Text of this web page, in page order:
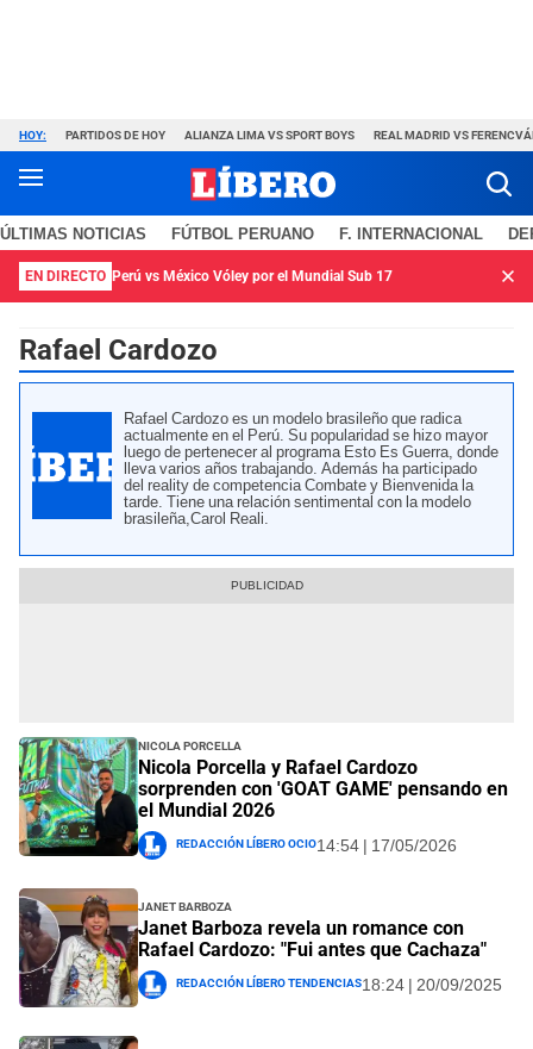
HOY: PARTIDOS DE HOY ALIANZA LIMA VS SPORT BOYS REAL MADRID VS
ÚLTIMAS NOTICIAS FÚTBOL PERUANO F. INTERNACIONAL
EN DIRECTO Perú vs México Vóley por el Mundial Sub 17
Rafael Cardozo
Rafael Cardozo es un modelo brasileño que radica
actualmente en el Perú. Su popularidad se hizo mayor
luego de pertenecer al programa Esto Es Guerra, donde
lleva varios años trabajando. Además ha participado
del reality de competencia Combate y Bienvenida la
tarde. Tiene una relación sentimental con la modelo
brasileña,Carol Reali.
Nicola Porcella
Nicola Porcella y Rafael Cardozo
sorprenden con 'GOAT GAME' pensando en
el Mundial 2026
Redacción Líbero Ocio14:54 | 17/05/2026
Janet Barboza
Janet Barboza revela un romance con
Rafael Cardozo: "Fui antes que Cachaza"
Redacción Líbero Tendencias18:24 | 20/09/2025